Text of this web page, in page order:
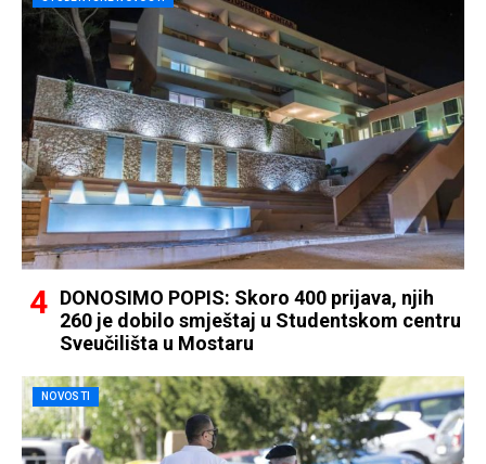
DONOSIMO POPIS: Skoro 400 prijava, njih
260 je dobilo smještaj u Studentskom centru
Sveučilišta u Mostaru
NOVOSTI